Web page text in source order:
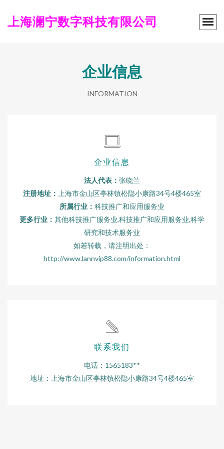
上海澜宁数字科技有限公司
企业信息
INFORMATION
企业信息
法人代表： 张晓兰
注册地址：
上海市金山区亭林镇松隐小康路34号4楼465室
所属行业： 科技推广和应用服务业
更多行业： 其他科技推广服务业,科技推广和应用服务业,科学
研究和技术服务业
如若转载，请注明出处：
http://www.lannvip88.com/information.html
联系我们
电话：1565183**
地址：上海市金山区亭林镇松隐小康路34号4楼465室